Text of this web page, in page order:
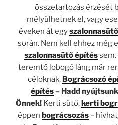
összetartozás érzését
mélyülhetnek el, vagy
éveken át egyszalonnasütő
során. Nem kell ehhez még
szalonnasütő építéssem.
teremtő lobogó láng már
céloknak. Bográcsozó
építés– Hadd
Önnek! Kerti sütő,kerti
éppen bográcsozás –